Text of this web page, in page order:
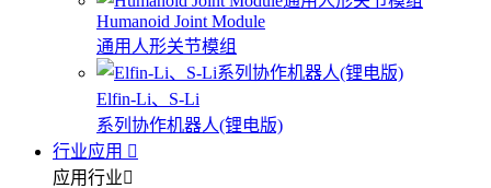
Humanoid Joint Module
通用人形关节模组
Elfin-Li、S-Li
系列协作机器人(锂电版)
行业应用
应用行业